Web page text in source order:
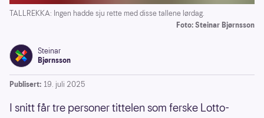
TALLREKKA: Ingen hadde sju rette med disse tallene lørdag.
Foto: Steinar Bjørnsson
Steinar
Bjørnsson
Publisert: 19. juli 2025
I snitt får tre personer tittelen som ferske Lotto-